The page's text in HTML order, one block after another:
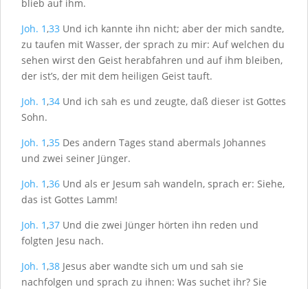
blieb auf ihm.
Joh. 1,33 Und ich kannte ihn nicht; aber der mich sandte,
zu taufen mit Wasser, der sprach zu mir: Auf welchen du
sehen wirst den Geist herabfahren und auf ihm bleiben,
der ist’s, der mit dem heiligen Geist tauft.
Joh. 1,34 Und ich sah es und zeugte, daß dieser ist Gottes
Sohn.
Joh. 1,35 Des andern Tages stand abermals Johannes
und zwei seiner Jünger.
Joh. 1,36 Und als er Jesum sah wandeln, sprach er: Siehe,
das ist Gottes Lamm!
Joh. 1,37 Und die zwei Jünger hörten ihn reden und
folgten Jesu nach.
Joh. 1,38 Jesus aber wandte sich um und sah sie
nachfolgen und sprach zu ihnen: Was suchet ihr? Sie